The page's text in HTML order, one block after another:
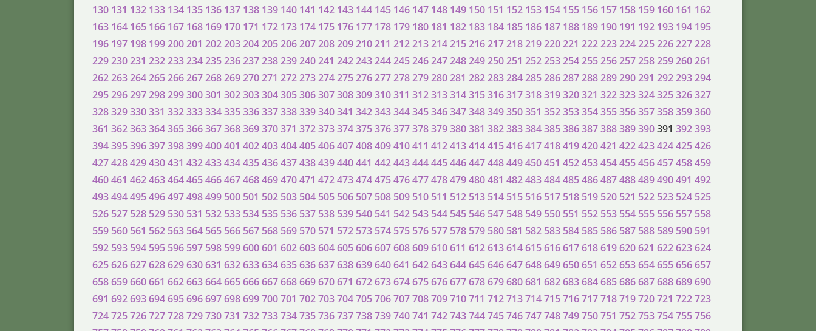
130 131 132 133 134 135 136 137 138 139 140 141 142 143 144 145 146 147 148 149 150 151 152 153 154 155 156 157 158 159 160 161 162
163 164 165 166 167 168 169 170 171 172 173 174 175 176 177 178 179 180 181 182 183 184 185 186 187 188 189 190 191 192 193 194 195
196 197 198 199200201 202203204205206207208209210211 212213214215216217218219220221 222223224225226227228
229230231 232233234235236237238239240241 242243244245246247248249250251 252253254255256257258259260261
262263264265266267268269270271 272273274275276277278279280281 282283284285286287288289290291 292293294
295296297298299300301 302303304305306307308309310311 312313314315316317318319320321 322323324325326327
328329330331 332333334335336337338339340341 342343344345346347348349350351 352353354355356357358359360
361 362363364365366367368369370371 372373374375376377378379380381 382383384385386387388389390391 392393
394395396397398399400401 402403404405406407408409410411 412413414415416417418419420421 422423424425426
427428429430431 432433434435436437438439440441 442443444445446447448449450451 452453454455456457458459
460461 462463464465466467468469470471 472473474475476477478479480481 482483484485486487488489490491 492
493494495496497498499 500 501 502 503 504 505 506 507 508 509 510 511 512 513 514 515 516 517 518 519 520 521 522 523 524 525
526 527 528 529 530 531 532 533 534 535 536 537 538 539 540 541 542 543 544 545 546 547 548 549 550 551 552 553 554 555 556 557 558
559 560 561 562 563 564 565 566 567 568 569 570 571 572 573 574 575 576 577 578 579 580 581 582 583 584 585 586 587 588 589 590 591
592 593 594 595 596 597 598 599600601 602603604605606607608609610611 612613614615616617618619620621 622623624
625626627628629630631 632633634635636637638639640641 642643644645646647648649650651 652653654655656657
658659660661 662663664665666667668669670671 672673674675676677678679680681 682683684685686687688689690
691 692693694695696697698699700701 702703704705706707708709710711 712713714715716717718719720721 722723
724725726727728729730731 732733734735736737738739740741 742743744745746747748749750751 752753754755756